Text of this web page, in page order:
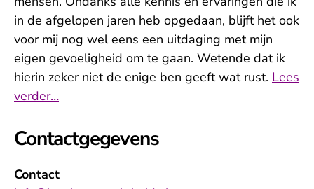
in de afgelopen jaren heb opgedaan, blijft het ook
voor mij nog wel eens een uitdaging met mijn
eigen gevoeligheid om te gaan. Wetende dat ik
hierin zeker niet de enige ben geeft wat rust. Lees
verder…
Contactgegevens
Contact